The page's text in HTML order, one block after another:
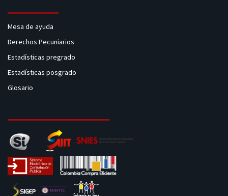
Mesa de ayuda
Derechos Pecuniarios
Estadísticas pregrado
Estadísticas posgrado
Glosario